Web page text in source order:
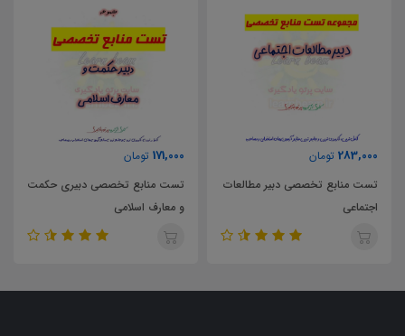
283,000 تومان
تست منابع تخصصی دبیر مطالعات
اجتماعی
171,000 تومان
تست منابع تخصصی دبیری حکمت
و معارف اسلامی